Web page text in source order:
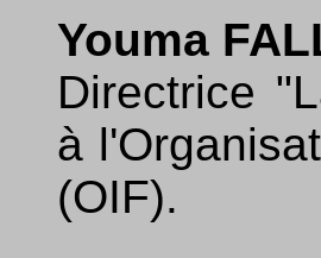
Youma
Directrice
à
(OIF).